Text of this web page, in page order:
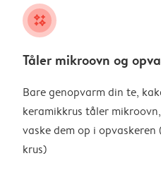
night
Tåler mikroovn og
Bare genopvarm din te,
keramikkrus tåler
vaske dem op i
krus)